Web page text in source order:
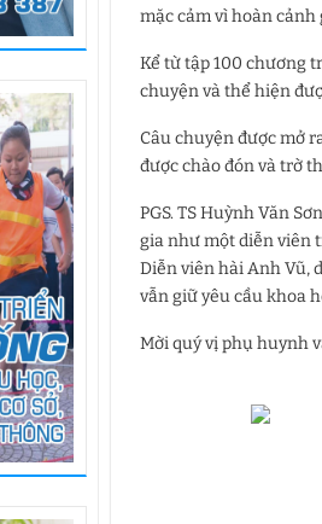
mặc cảm vì hoàn
Kể từ tập 100 chương
chuyện và thể hiện
Câu chuyện được mở
được chào đón và trờ
PGS. TS Huỳnh Văn
gia như một diễn viên
Diễn viên hài Anh Vũ,
vẫn giữ yêu cầu khoa
Mời quý vị phụ huynh